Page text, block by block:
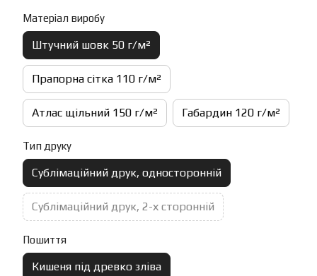
Матеріал виробу
Штучний шовк 50 г/м²
Прапорна сітка 110 г/м²
Атлас щільний 150 г/м² Габардин 120 г/м²
Тип друку
Сублімаційний друк, односторонній
Сублімаційний друк, 2-х сторонній
Пошиття
Кишеня під древко зліва